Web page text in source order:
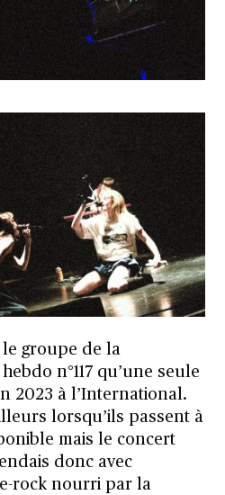
le groupe de la
n°117 qu’une seule
2023 à l’International.
lorsqu’ils passent à
mais le concert
donc avec
rock nourri par la